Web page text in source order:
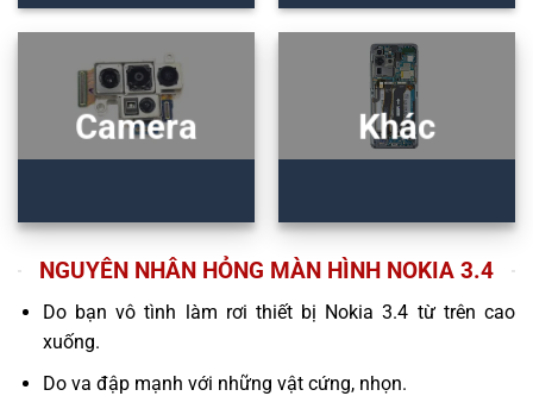
Camera Khác
NGUYÊN NHÂN HỎNG MÀN HÌNH NOKIA 3.4
Do bạn vô tình làm rơi thiết bị Nokia 3.4 từ trên cao
xuống.
Do va đập mạnh với những vật cứng, nhọn.